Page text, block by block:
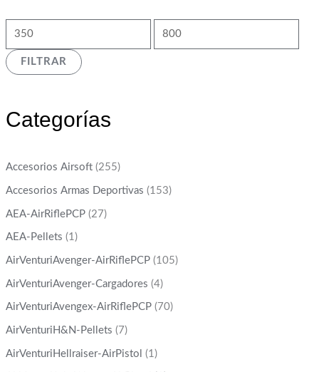
FILTRAR
Categorías
Accesorios Airsoft (255)
Accesorios Armas Deportivas (153)
AEA-AirRiflePCP (27)
AEA-Pellets (1)
AirVenturiAvenger-AirRiflePCP (105)
AirVenturiAvenger-Cargadores (4)
AirVenturiAvengex-AirRiflePCP (70)
AirVenturiH&N-Pellets (7)
AirVenturiHellraiser-AirPistol (1)